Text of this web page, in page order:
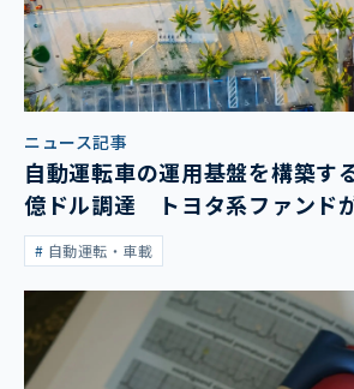
ニュース記事
自動運転車の運用基盤を構築
億ドル調達 トヨタ系ファンド
自動運転・車載